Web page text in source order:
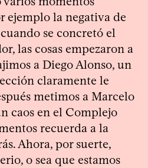
ejemplo la negativa de
se concretó el
las cosas empezaron a
a Diego Alonso, un
claramente le
metimos a Marcelo
caos en el Complejo
recuerda a la
Ahora, por suerte,
o sea que estamos